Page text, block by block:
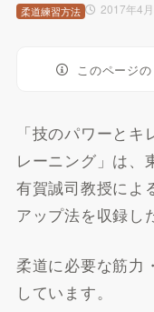
2017年4
柔道練習方法
このページ
「技のパワーと
レーニング」は、
有賀誠司教授によ
アップ法を収録し
柔道に必要な筋力
しています。